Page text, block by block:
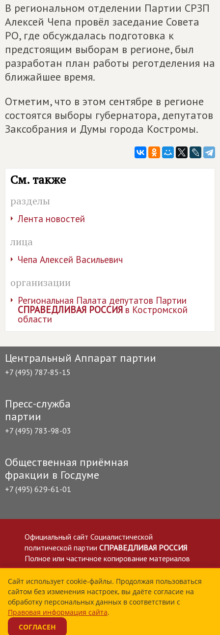
В региональном отделении Партии СРЗП
Алексей Чепа провёл заседание Совета
РО, где обсуждалась подготовка к
предстоящим выборам в регионе, был
разработан план работы реготделения на
ближайшее время.
Отметим, что в этом сентябре в регионе
состоятся выборы губернатора, депутатов
Заксобрания и Думы города Костромы.
См. также
разделы
Лента новостей
лица
Чепа Алексей Васильевич
организации
Региональная Палата депутатов Партии
СПРАВЕДЛИВАЯ РОССИЯв Костромской
области
Центральный Аппарат партии
+7 (495) 787-85-15
Пресс-служба
партии
+7 (495) 783-98-03
Общественная приёмная
фракции в Госдуме
+7 (495) 629-61-01
Официальный сайт Социалистической
политической партии СПРАВЕДЛИВАЯ РОССИЯ
Полное или частичное копирование материалов
приветствуется со ссылкой на сайт spravedlivo.ru
Политика в отношении обработки персональных
данных
Все материалы сайта spravedlivo.ru доступны по
лицензии Creative Commons Attribution 4.0 International
Сайт использует cookie-файлы. Продолжая пользоваться
сайтом без изменения настроек, вы даёте согласие на
обработку персональных данных в соответствии с
Правовая информация сайта.
СОГЛАСЕН